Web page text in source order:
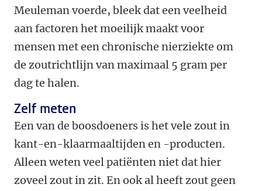
Meuleman voerde, bleek dat een veelheid
aan factoren het moeilijk maakt voor
mensen met een chronische nierziekte om
de zoutrichtlijn van maximaal 5 gram per
dag te halen.
Zelf meten
Een van de boosdoeners is het vele zout in
kant-en-klaarmaaltijden en -producten.
Alleen weten veel patiënten niet dat hier
zoveel zout in zit. En ook al heeft zout geen